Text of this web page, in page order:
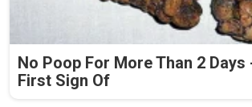
No Poop For More Than 2 Days
First Sign Of